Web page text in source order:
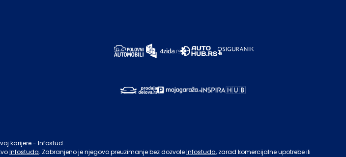
karijere - Infostud.
Infostuda. Zabranjeno je njegovo preuzimanje bez dozvoleInfostuda, zarad komercijalne upotrebe ili